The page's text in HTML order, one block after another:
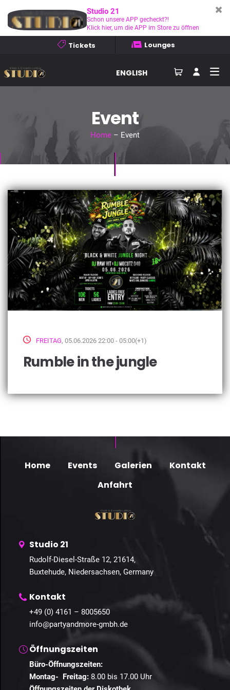
Tickets Lounges
ENGLISH
Event
Home – Event
FREITAG, 05.06.2026 22:00 - 05:00(+1)
Rumble in the jungle
Home Events Galerien
Kontakt
Anfahrt
Studio 21
Rudolf-Diesel-Straße 12, 21614,
Buxtehude, Niedersachsen, Germany
Kontakt
+49 (0) 4161 – 8005650
info@partyandmore-gmbh.de
Öffnungszeiten
Büro-Öffnungszeiten:
Montag- Freitag: 8.00 bis 17.00 Uhr
Studio 21
Schon unsere APP gecheckt?!
Klick hier, um die APP im Store zu öffnen